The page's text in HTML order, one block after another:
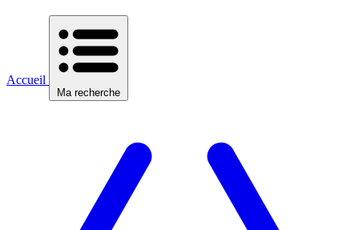
Accueil
Ma recherche